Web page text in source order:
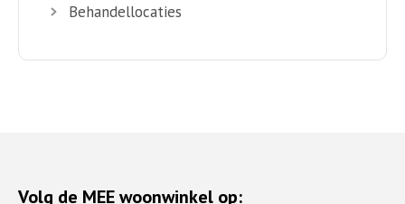
Behandellocaties
Volg de MEE woonwinkel op: